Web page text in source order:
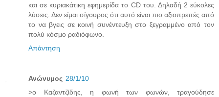
και σε κυριακάτικη εφημερίδα το CD του. Δηλαδή 2 εύκολες
λύσεις. Δεν είμαι σίγουρος ότι αυτό είναι πιο αξιοπρεπές από
το να βγεις σε κοινή συνέντευξη στο ξεγραμμένο από τον
πολύ κόσμο ραδιόφωνο.
Απάντηση
Ανώνυμος 28/1/10
>o Καζαντζίδης, η φωνή των φωνών, τραγούδησε